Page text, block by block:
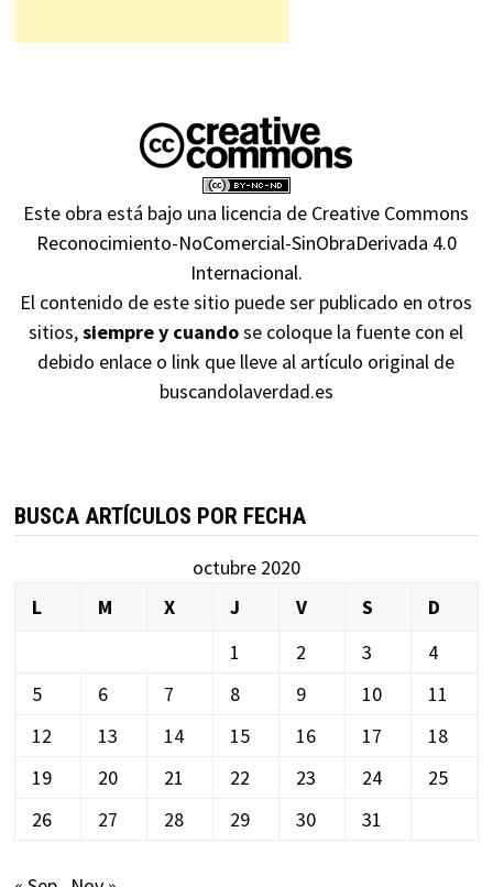
Este obra está bajo una licencia de Creative Commons
Reconocimiento-NoComercial-SinObraDerivada 4.0
Internacional.
El contenido de este sitio puede ser publicado en otros
sitios,siempre y cuandose coloque la fuente con el
debido enlace o link que lleve al artículo original de
buscandolaverdad.es
BUSCA ARTÍCULOS POR FECHA
octubre 2020
L
M X J V S
D
1
2 3
4
5
6 7 8 9 10
11
12
13 14 15 16 17
18
19
20 21 22 23 24
25
26
27 28 29 30 31